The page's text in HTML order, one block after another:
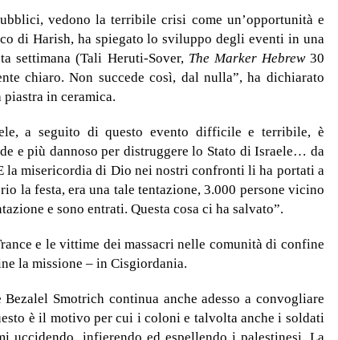
vedono la terribile crisi come un’opportunità e
di Harish, ha spiegato lo sviluppo degli eventi in una
settimana (Tali Heruti-Sover, The Marker Hebrew30
chiaro. Non succedecosì, dal nulla”, ha dichiarato
piastra in ceramica.
a seguito di questo evento difficile e terribile, è
e più dannoso per distruggere lo Stato di Israele… da
misericordia di Dio nei nostri confronti li ha portati a
la festa, era una tale tentazione, 3.000 persone vicino
e sono entrati. Questa cosa ci ha salvato”.
e le vittime dei massacri nelle comunità di confine
la missione – in Cisgiordania.
Smotrich continua anche adesso a convogliare
è il motivo per cui i coloni e talvolta anche i soldati